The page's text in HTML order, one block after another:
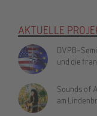
AKTUELLE
DVPB-
und die
Sounds of
am